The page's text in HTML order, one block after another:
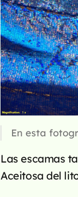
En esta
Las escamas
Aceitosa del